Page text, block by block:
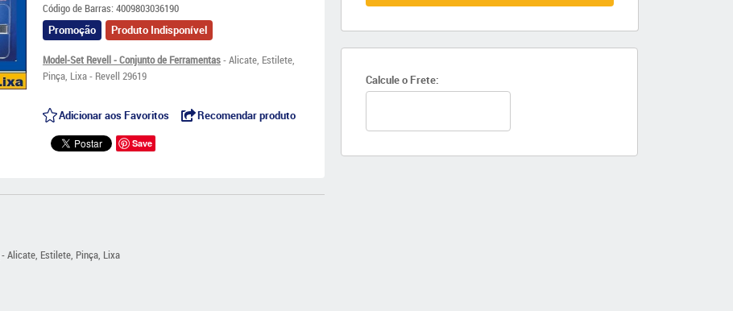
Código de Barras:4009803036190
Promoção
Produto Indisponível
Model-Set Revell - Conjunto de Ferramentas- Alicate, Estilete,
Pinça, Lixa - Revell 29619
Adicionar aos Favoritos Recomendar produto
Save
Calcule o Frete:
- Alicate, Estilete, Pinça, Lixa